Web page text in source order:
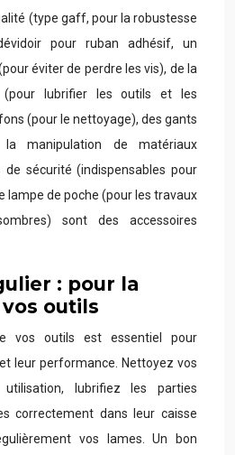
(type gaff, pour la robustesse
pour ruban adhésif, un
éviter de perdre les vis), de la
(pour lubrifier les outils et les
(pour le nettoyage), des gants
manipulation de matériaux
sécurité (indispensables pour
lampe de poche (pour les travaux
sont des accessoires
: pour la
outils
vos outils est essentiel pour
leur performance. Nettoyez vos
lubrifiez les parties
correctement dans leur caisse
vos lames. Un bon